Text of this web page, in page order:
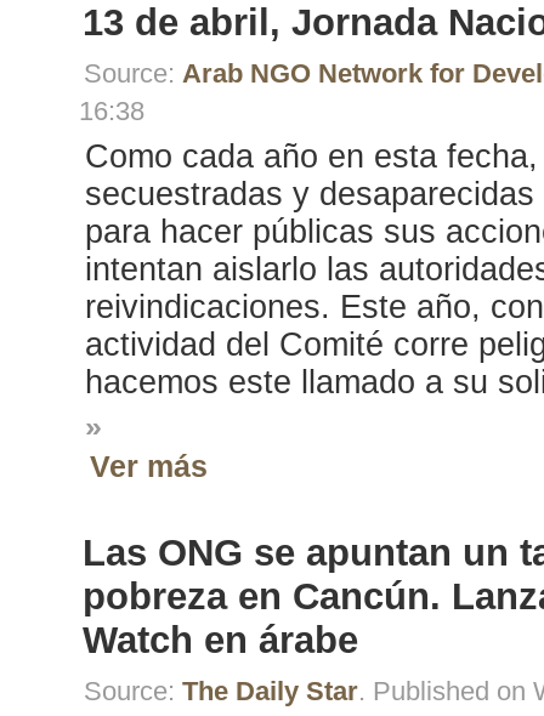
13 de abril, Jornada
Source: Arab NGO Network for
16:38
Como cada año en esta
secuestradas y
para hacer públicas sus
intentan aislarlo las
reivindicaciones. Este año,
actividad del Comité corre
hacemos este llamado a su
»
Ver más
Las ONG se apuntan un
pobreza en Cancún.
Watch en árabe
Source: The Daily Star. Published on